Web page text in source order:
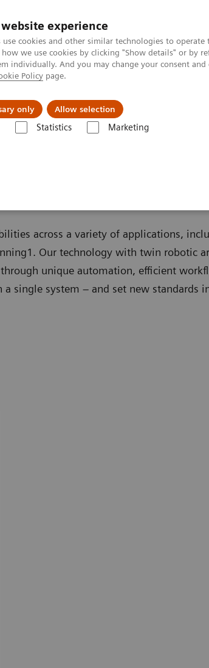
experience
cookies and other similar technologies to
we use cookies by clicking "Show details" or by
individually. And you may change your consent
Policy page.
only Allow selection
Statistics Marketing
Підтримка та документація
across a variety of applications,
Our technology with twin robotic
unique automation, efficient
single system – and set new standards